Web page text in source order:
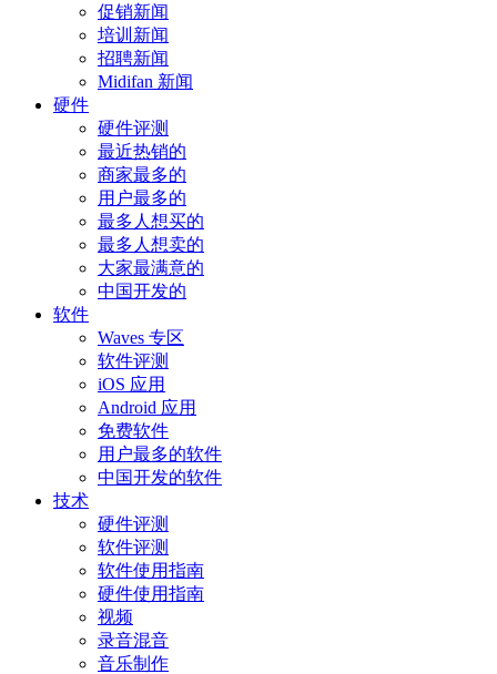
促销新闻
培训新闻
招聘新闻
Midifan 新闻
硬件
硬件评测
最近热销的
商家最多的
用户最多的
最多人想买的
最多人想卖的
大家最满意的
中国开发的
软件
Waves 专区
软件评测
iOS 应用
Android 应用
免费软件
用户最多的软件
中国开发的软件
技术
硬件评测
软件评测
软件使用指南
硬件使用指南
视频
录音混音
音乐制作